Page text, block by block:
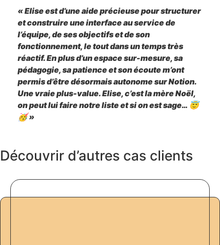
« Elise est d’une aide précieuse pour structurer
et construire une interface au service de
l’équipe, de ses objectifs et de son
fonctionnement, le tout dans un temps très
réactif. En plus d’un espace sur-mesure, sa
pédagogie, sa patience et son écoute m’ont
permis d’être désormais autonome sur Notion.
Une vraie plus-value. Elise, c’est la mère Noël,
on peut lui faire notre liste et si on est sage… 😇
🥳 »
Découvrir d’autres cas clients